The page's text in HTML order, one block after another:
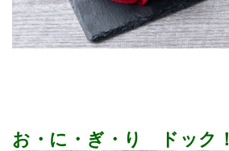
お・に・ぎ・り ドック！